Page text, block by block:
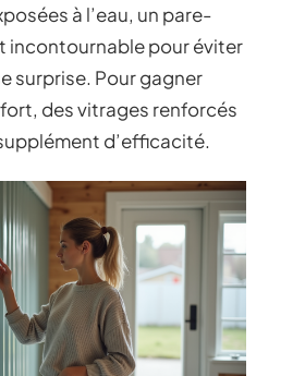
à l’eau, un pare-
incontournable pour éviter
surprise. Pour gagner
des vitrages renforcés
d’efficacité.